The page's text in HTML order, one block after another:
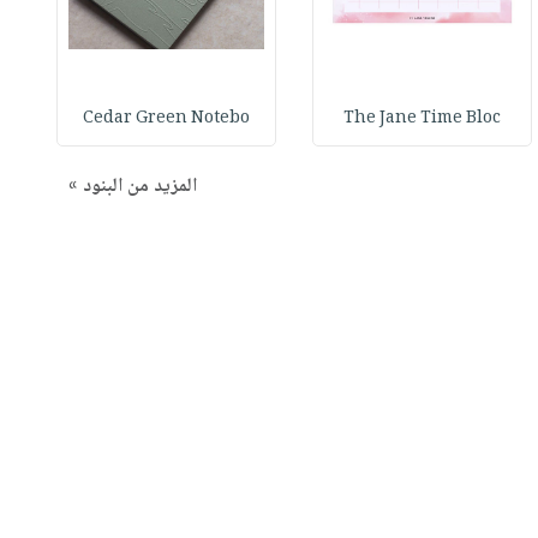
The Jane Time Bloc
Cedar Green Notebo
المزيد من البنود »